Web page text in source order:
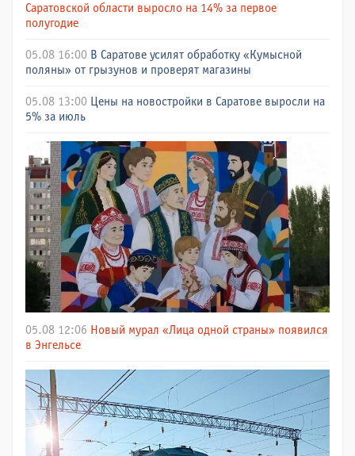
Саратовской области выросло на 14% за первое
полугодие
05.08 16:00 В Саратове усилят обработку «Кумысной
поляны» от грызунов и проверят магазины
05.08 13:00 Цены на новостройки в Саратове выросли на
5% за июль
05.08 12:06 Новый мурал «Лица одной страны» появился
в Энгельсе